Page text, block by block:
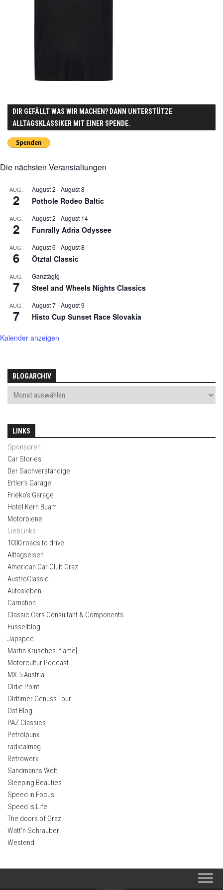
DIR GEFÄLLT WAS WIR MACHEN? DANN UNTERSTÜTZE
ALLTAGSKLASSIKER MIT EINER SPENDE.
Die nächsten Veranstaltungen
AUG.
2
August 2 -August 8
Pothole Rodeo Baltic
AUG.
2
August 2 -August 14
Funrally Adria Odyssee
AUG.
6
August 6 -August 8
Ötztal Classic
AUG.
7
Ganztägig
Steel and Wheels Nights Classics
AUG.
7
August 7-August 9
Histo Cup Sunset Race Slovakia
Kalender anzeigen
BLOGARCHIV
LINKS
Sponsoren
Car Stories
Der Sachverständige
Ertler’s Garage
Frieko’s Garage
Hotel Kern Buam
Motorbiene
LiebLinks
1000 roads to drive
Alltagseisen
American Car Club Graz
AustroClassic
Autosleben
Carnation
Classic Cars Consultant & Components
Fusselblog
Japspec
Martin Krusches [flame]
Motorcultur Podcast
MX-5 Austria
Oldie Point
Oldtimer Genuss Tour
Ost Blog
PAZ Classics
Petrolpunx
radicalmag
Retrowerk
Sandmanns Welt
Sleeping Beauties
Speed in Focus
Speed is Life
The doors of Graz
Watt’n Schrauber
Westend